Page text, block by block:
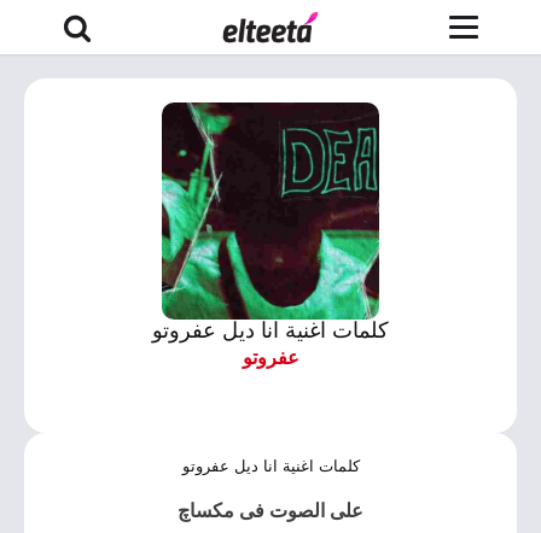
كلمات اغنية انا ديل عفروتو
عفروتو
كلمات اغنية انا ديل عفروتو
على الصوت فى مكساچ